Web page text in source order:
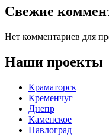
Свежие
Нет комментариев для
Наши проекты
Краматорск
Кременчуг
Днепр
Каменское
Павлоград